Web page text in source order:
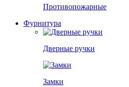
Противопожарные
Фурнитура
Дверные ручки
Замки